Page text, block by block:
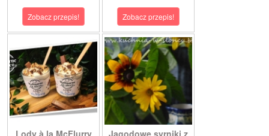
Zobacz przepis! Zobacz przepis!